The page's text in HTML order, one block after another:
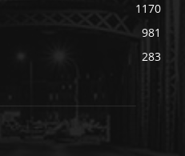
1170
981
283